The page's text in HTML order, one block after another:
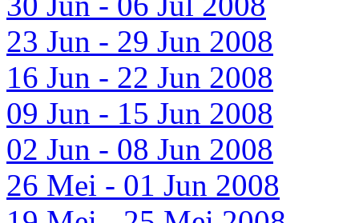
23 Jun - 29 Jun 2008
16 Jun - 22 Jun 2008
09 Jun - 15 Jun 2008
02 Jun - 08 Jun 2008
26 Mei - 01 Jun 2008